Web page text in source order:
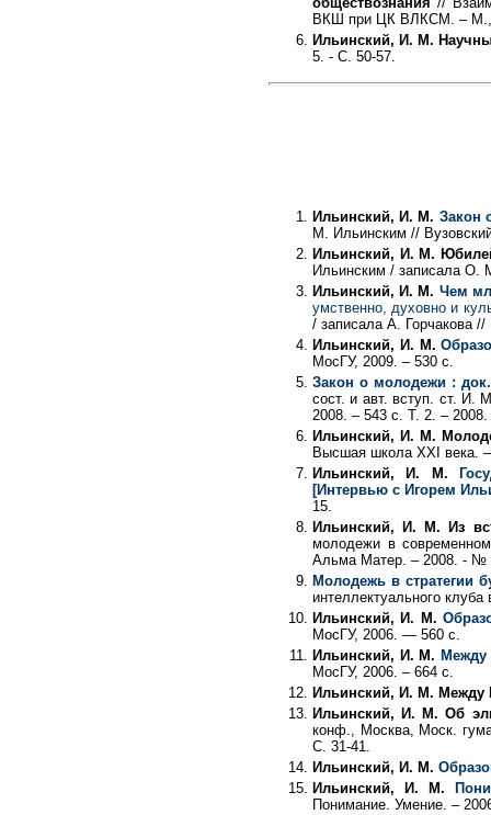
ВКШ при ЦК ВЛКСМ. – М.,
Ильинский, И. М.
5. - С. 50-57.
Ильинский, И. М. Закон
М. Ильинским //
Ильинский, И. М.
Ильинским / записала
Ильинский, И. М. Чем
умственно, духовно и
/ записала А. Горчакова
Ильинский, И. М.
МосГУ, 2009. – 530 с.
Закон о молодежи :
сост. и авт. вступ. ст.
2008. – 543 с. Т. 2. –
Ильинский, И. М.
Высшая школа XXI века.
Ильинский, И. М.
[Интервью с Игорем
15.
Ильинский, И. М. Из
молодежи в
Альма Матер. – 2008. - №
Молодежь в стратегии
интеллектуального
Ильинский, И. М.
МосГУ, 2006. — 560 с.
Ильинский, И. М. Между
МосГУ, 2006. – 664 с.
Ильинский, И. М.
Ильинский, И. М. Об
конф., Москва, Моск.
С. 31-41.
Ильинский, И. М.
Ильинский, И. М.
Понимание. Умение. –